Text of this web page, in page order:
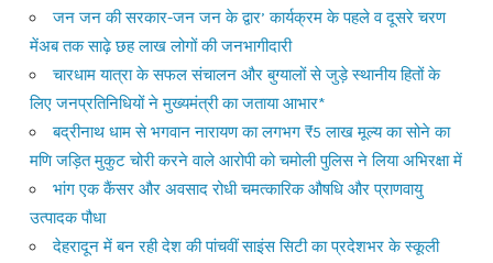
जन जन की सरकार-जन जन के द्वार’ कार्यक्रम के पहले व दूसरे चरण
मेंअब तक साढ़े छह लाख लोगों की जनभागीदारी
चारधाम यात्रा के सफल संचालन और बुग्यालों से जुड़े स्थानीय हितों के
लिए जनप्रतिनिधियों ने मुख्यमंत्री का जताया आभार*
बद्रीनाथ धाम से भगवान नारायण का लगभग ₹5 लाख मूल्य का सोने का
मणि जड़ित मुकुट चोरी करने वाले आरोपी को चमोली पुलिस ने लिया अभिरक्षा में
भांग एक कैंसर और अवसाद रोधी चमत्कारिक औषधि और प्राणवायु
उत्पादक पौधा
देहरादून में बन रही देश की पांचवीं साइंस सिटी का प्रदेशभर के स्कूली